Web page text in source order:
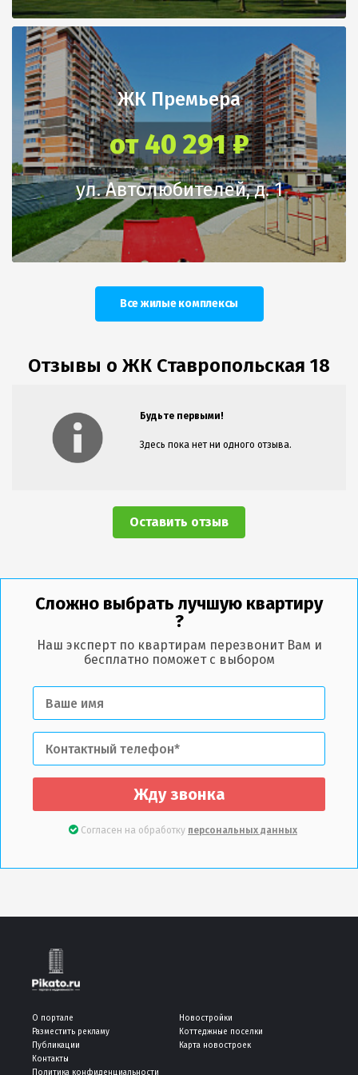
ЖК Премьера
от 40 291 ₽
ул. Автолюбителей, д. 1
Все жилые комплексы
Отзывы о ЖК Ставропольская 18
Будьте первыми!
Здесь пока нет ни одного отзыва.
Оставить отзыв
Сложно выбрать лучшую квартиру
?
Наш эксперт по квартирам перезвонит Вам и
бесплатно поможет с выбором
Жду звонка
Согласен на обработку персональных данных
О портале
Разместить рекламу
Публикации
Контакты
Политика конфиденциальности
Новостройки
Коттеджные поселки
Карта новостроек